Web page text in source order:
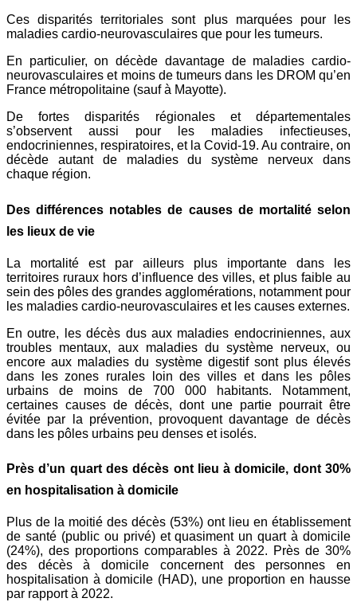
Ces disparités territoriales sont plus marquées pour les
maladies cardio-neurovasculaires que pour les tumeurs.
En particulier, on décède davantage de maladies cardio-
neurovasculaires et moins de tumeurs dans les DROM qu’en
France métropolitaine (sauf à Mayotte).
De fortes disparités régionales et départementales
s’observent aussi pour les maladies infectieuses,
endocriniennes, respiratoires, et la Covid-19. Au contraire, on
décède autant de maladies du système nerveux dans
chaque région.
Des différences notables de causes de mortalité selon
les lieux de vie
La mortalité est par ailleurs plus importante dans les
territoires ruraux hors d’influence des villes, et plus faible au
sein des pôles des grandes agglomérations, notamment pour
les maladies cardio-neurovasculaires et les causes externes.
En outre, les décès dus aux maladies endocriniennes, aux
troubles mentaux, aux maladies du système nerveux, ou
encore aux maladies du système digestif sont plus élevés
dans les zones rurales loin des villes et dans les pôles
urbains de moins de 700 000 habitants. Notamment,
certaines causes de décès, dont une partie pourrait être
évitée par la prévention, provoquent davantage de décès
dans les pôles urbains peu denses et isolés.
Près d’un quart des décès ont lieu à domicile, dont 30%
en hospitalisation à domicile
Plus de la moitié des décès (53%) ont lieu en établissement
de santé (public ou privé) et quasiment un quart à domicile
(24%), des proportions comparables à 2022. Près de 30%
des décès à domicile concernent des personnes en
hospitalisation à domicile (HAD), une proportion en hausse
par rapport à 2022.